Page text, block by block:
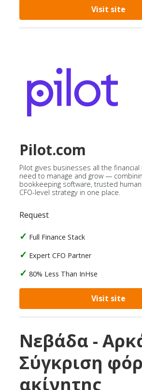
Visit site
Pilot.com
Pilot gives businesses all the
need to manage and grow —
bookkeeping software, trusted
CFO-level strategy in one place.
Request
Full Finance Stack
Expert CFO Partner
80% Less Than InHse
Visit site
Νεβάδα -
Σύγκριση
ακίνητης